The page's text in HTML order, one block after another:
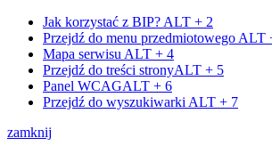
Jak korzystać z BIP? ALT + 2
Przejdź do menu przedmiotowego ALT
Mapa serwisu ALT + 4
Przejdź do treści stronyALT + 5
Panel WCAGALT + 6
Przejdź do wyszukiwarki ALT + 7
zamknij